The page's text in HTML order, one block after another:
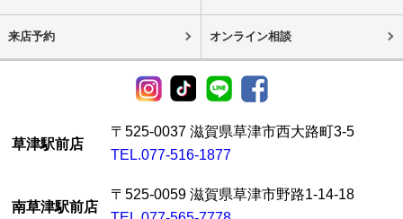
来店予約 オンライン相談
草津駅前店
〒525-0037 滋賀県草津市西大路町3-5
TEL.077-516-1877
南草津駅前店
〒525-0059 滋賀県草津市野路1-14-18